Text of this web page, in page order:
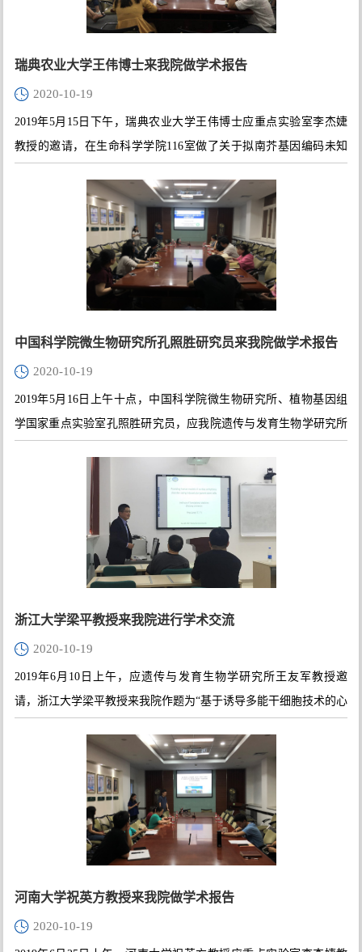
瑞典农业大学王伟博士来我院做学术报告
2020-10-19
2019年5月15日下午，瑞典农业大学王伟博士应重点实验室李杰婕
教授的邀请，在生命科学学院116室做了关于拟南芥基因编码未知
中国科学院微生物研究所孔照胜研究员来我院做学术报告
2020-10-19
2019年5月16日上午十点，中国科学院微生物研究所、植物基因组
学国家重点实验室孔照胜研究员，应我院遗传与发育生物学研究所
建成与细胞骨架的学术讲座。
浙江大学梁平教授来我院进行学术交流
2020-10-19
2019年6月10日上午，应遗传与发育生物学研究所王友军教授邀
请，浙江大学梁平教授来我院作题为“基于诱导多能干细胞技术的心
机房顺利举行。
河南大学祝英方教授来我院做学术报告
2020-10-19